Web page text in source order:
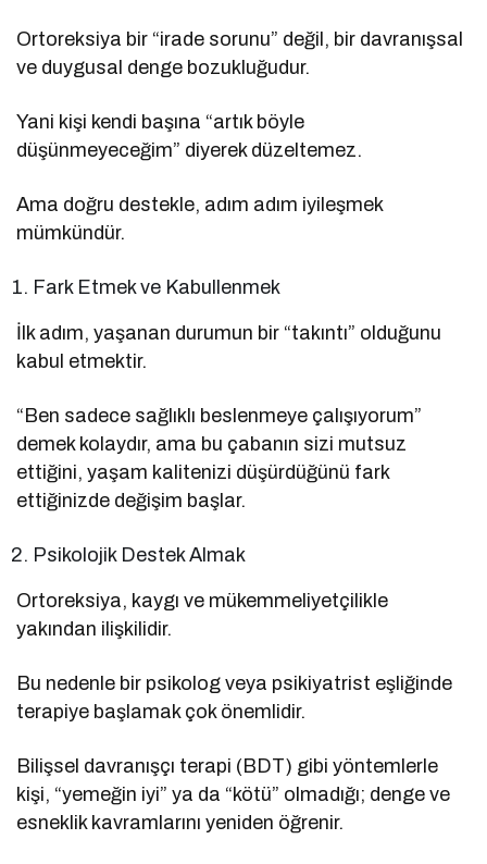
Ortoreksiya bir “irade sorunu” değil, bir davranışsal
ve duygusal denge bozukluğudur.
Yani kişi kendi başına “artık böyle
düşünmeyeceğim” diyerek düzeltemez.
Ama doğru destekle, adım adım iyileşmek
mümkündür.
Fark Etmek ve Kabullenmek
İlk adım, yaşanan durumun bir “takıntı” olduğunu
kabul etmektir.
“Ben sadece sağlıklı beslenmeye çalışıyorum”
demek kolaydır, ama bu çabanın sizi mutsuz
ettiğini, yaşam kalitenizi düşürdüğünü fark
ettiğinizde değişim başlar.
Psikolojik Destek Almak
Ortoreksiya, kaygı ve mükemmeliyetçilikle
yakından ilişkilidir.
Bu nedenle bir psikolog veya psikiyatrist eşliğinde
terapiye başlamak çok önemlidir.
Bilişsel davranışçı terapi (BDT) gibi yöntemlerle
kişi, “yemeğin iyi” ya da “kötü” olmadığı; denge ve
esneklik kavramlarını yeniden öğrenir.